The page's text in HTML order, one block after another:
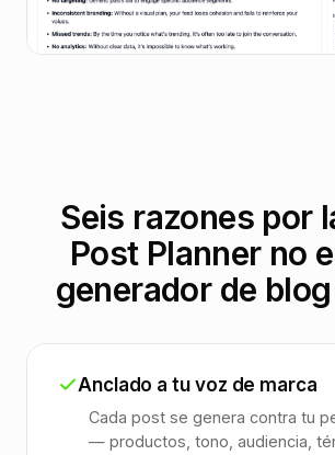
Seis razones por
Post Planner no
generador de
Anclado a tu voz de marca
Cada post se genera contra tu
— productos, tono, audiencia,